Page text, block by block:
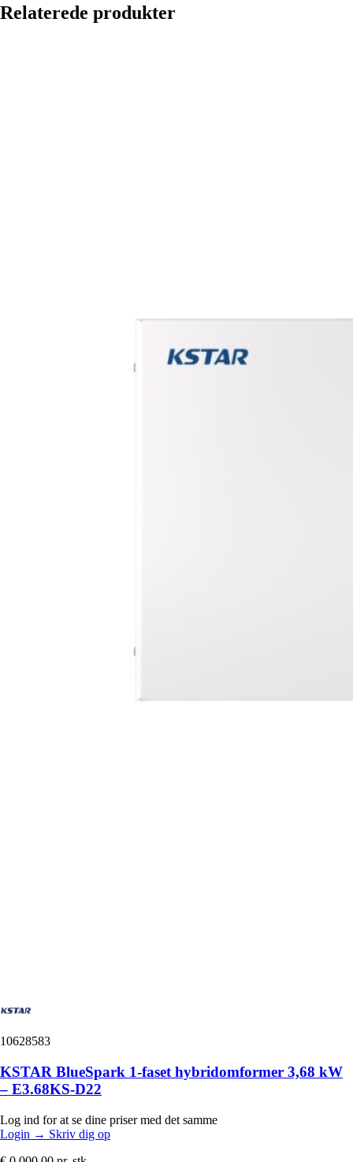
Relaterede produkter
10628583
KSTAR BlueSpark 1-faset hybridomformer 3,68 kW
– E3.68KS-D22
Log ind for at se dine priser med det samme
Login → Skriv dig op